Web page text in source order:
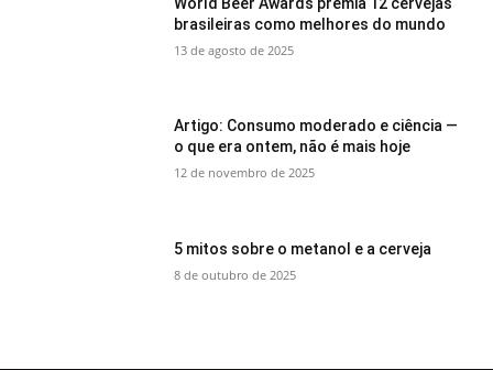
brasileiras como melhores do mundo
13 de agosto de 2025
Artigo: Consumo moderado e ciência —
o que era ontem, não é mais hoje
12 de novembro de 2025
5 mitos sobre o metanol e a cerveja
8 de outubro de 2025